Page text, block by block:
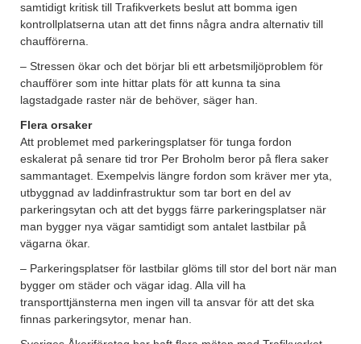
samtidigt kritisk till Trafikverkets beslut att bomma igen
kontrollplatserna utan att det finns några andra alternativ till
chaufförerna.
– Stressen ökar och det börjar bli ett arbetsmiljöproblem för
chaufförer som inte hittar plats för att kunna ta sina
lagstadgade raster när de behöver, säger han.
Flera orsaker
Att problemet med parkeringsplatser för tunga fordon
eskalerat på senare tid tror Per Broholm beror på flera saker
sammantaget. Exempelvis längre fordon som kräver mer yta,
utbyggnad av laddinfrastruktur som tar bort en del av
parkeringsytan och att det byggs färre parkeringsplatser när
man bygger nya vägar samtidigt som antalet lastbilar på
vägarna ökar.
– Parkeringsplatser för lastbilar glöms till stor del bort när man
bygger om städer och vägar idag. Alla vill ha
transporttjänsterna men ingen vill ta ansvar för att det ska
finnas parkeringsytor, menar han.